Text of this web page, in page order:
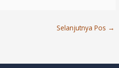
Selanjutnya Pos →